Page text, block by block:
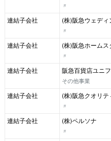
〃
連結子会社
(株)阪急ウェディ
〃
連結子会社
(株)阪急ホームス
〃
連結子会社
阪急百貨店ユニ
その他事業
連結子会社
(株)阪急クオリテ
〃
連結子会社
(株)ペルソナ
〃